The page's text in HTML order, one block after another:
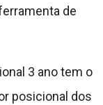
de
3 ano tem o
posicional dos